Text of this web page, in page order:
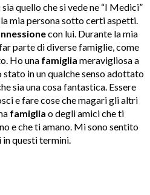
quello che si vede ne “I Medici”
mia persona sotto certi aspetti.
con lui. Durante la mia
parte di diverse famiglie, come
Ho una famiglia meravigliosa a
in un qualche senso adottato
sia una cosa fantastica. Essere
e fare cose che magari gli altri
famiglia o degli amici che ti
e che ti amano. Mi sono sentito
in questi termini.